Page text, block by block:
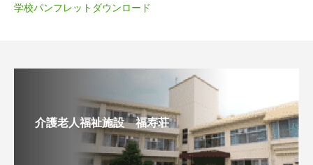
学校パンフレットダウンロード
介護老人福祉施設 福寿荘